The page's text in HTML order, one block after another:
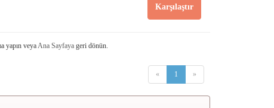
Karşılaştır
yapın veyaAna Sayfayageri dönün.
« 1 »